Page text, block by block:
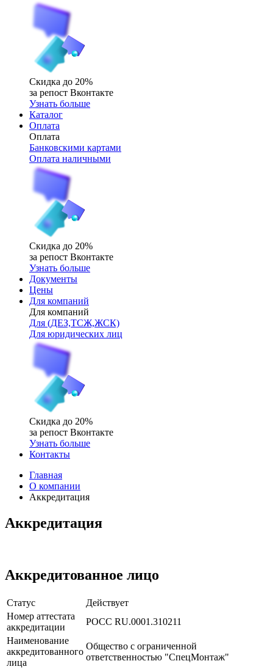
Скидка до 20%
за репост Вконтакте
Узнать больше
Каталог
Оплата
Оплата
Банковскими картами
Оплата наличными
Скидка до 20%
за репост Вконтакте
Узнать больше
Документы
Цены
Для компаний
Для компаний
Для (ДЕЗ,ТСЖ,ЖСК)
Для юридических лиц
Скидка до 20%
за репост Вконтакте
Узнать больше
Контакты
Главная
О компании
Аккредитация
Аккредитация
Аккредитованное лицо
Статус
Действует
Номер аттестата
аккредитации
РОСС RU.0001.310211
Наименование
аккредитованного
лица
Общество с ограниченной
ответственностью "СпецМонтаж"